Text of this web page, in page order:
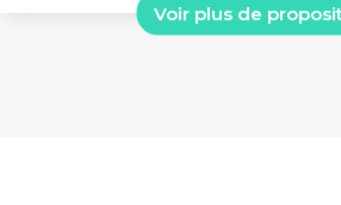
Voir plus de